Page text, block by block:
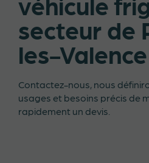
secteur de
les-Valence
Contactez-nous, nous
usages et besoins précis de
rapidement un devis.